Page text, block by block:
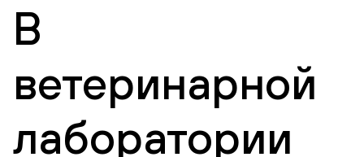
В
ветеринарной
лаборатории